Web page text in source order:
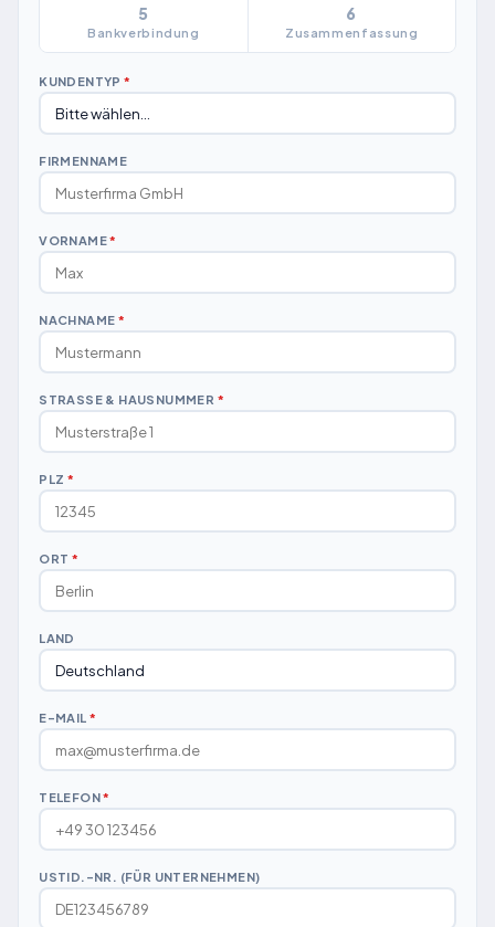
5
Bankverbindung
6
Zusammenfassung
KUNDENTYP*
FIRMENNAME
VORNAME*
NACHNAME *
STRASSE & HAUSNUMMER *
PLZ *
ORT *
LAND
E-MAIL *
TELEFON*
USTID.-NR. (FÜR UNTERNEHMEN)